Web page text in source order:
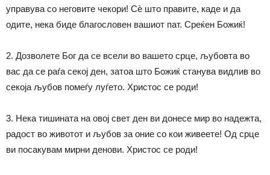
управува со неговите чекори! Сѐ што правите, каде и да
одите, нека биде благословен вашиот пат. Среќен Божиќ!
2. Дозволете Бог да се всели во вашето срце, љубовта во
вас да се раѓа секој ден, затоа што Божиќ станува видлив во
секоја љубов помеѓу луѓето. Христос се роди!
3. Нека тишината на овој свет ден ви донесе мир во надежта,
радост во животот и љубов за оние со кои живеете! Од срце
ви посакувам мирни денови. Христос се роди!